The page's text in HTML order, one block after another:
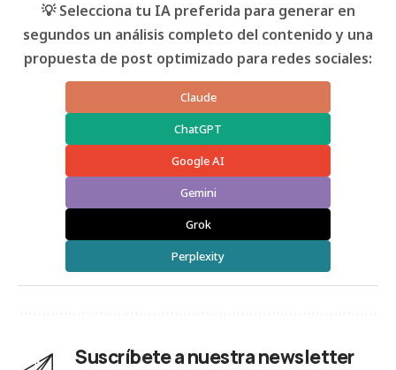
💡 Selecciona tu IA preferida para generar en
segundos un análisis completo del contenido y una
propuesta de post optimizado para redes sociales:
Claude
ChatGPT
Google AI
Gemini
Grok
Perplexity
Suscríbete a nuestra newsletter